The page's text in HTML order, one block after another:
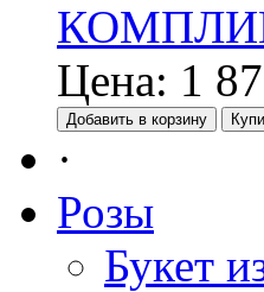
Цена: 1
Добавить в корзину
·
Розы
Букет